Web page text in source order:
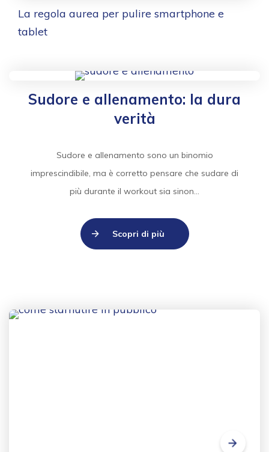
La regola aurea per pulire smartphone e
tablet
Sudore e allenamento: la dura
verità
Sudore e allenamento sono un binomio
imprescindibile, ma è corretto pensare che sudare di
più durante il workout sia sinon...
Scopri di più